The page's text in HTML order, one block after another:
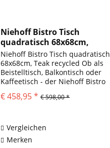
Niehoff Bistro Tisch
quadratisch 68x68cm,
Teak...
Niehoff Bistro Tisch quadratisch
68x68cm, Teak recycled Ob als
Beistelltisch, Balkontisch oder
Kaffeetisch - der Niehoff Bistro
Tisch quadratisch 68x68cm, Teak
recycled ist allzeit eine gute
€ 458,95 * € 598,00 *
Vergleichen
Merken